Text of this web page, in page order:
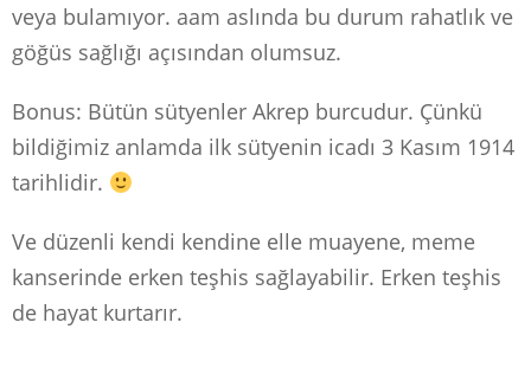
veya bulamıyor. aam aslında bu durum rahatlık ve
göğüs sağlığı açısından olumsuz.
Bonus: Bütün sütyenler Akrep burcudur. Çünkü
bildiğimiz anlamda ilk sütyenin icadı 3 Kasım 1914
tarihlidir.
Ve düzenli kendi kendine elle muayene, meme
kanserinde erken teşhis sağlayabilir. Erken teşhis
de hayat kurtarır.